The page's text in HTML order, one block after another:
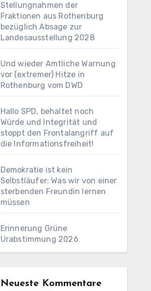
Stellungnahmen der
Fraktionen aus Rothenburg
bezüglich Absage zur
Landesausstellung 2028
Und wieder Amtliche Warnung
vor (extremer) Hitze in
Rothenburg vom DWD
Hallo SPD, behaltet noch
Würde und Integrität und
stoppt den Frontalangriff auf
die Informationsfreiheit!
Demokratie ist kein
Selbstläufer: Was wir von einer
sterbenden Freundin lernen
müssen
Erinnerung Grüne
Urabstimmung 2026
Neueste Kommentare